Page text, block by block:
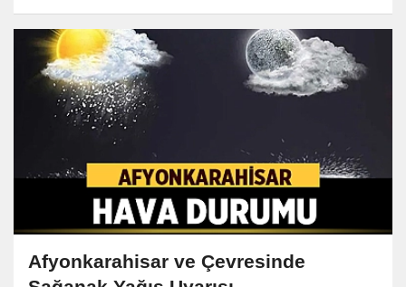
Ağırladı
Afyonkarahisar ve Çevresinde